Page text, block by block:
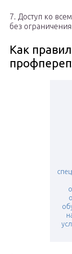
7. Доступ ко
без
Как